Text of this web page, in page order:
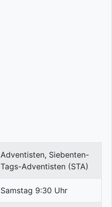
Adventisten, Siebenten-
Tags-Adventisten (STA)
Samstag 9:30 Uhr